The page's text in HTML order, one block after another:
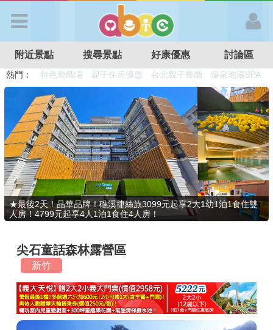
APP登入
首 頁
搜尋景點
好康優惠
最新消息
最新留言
商家合作
附近景點 搜尋景點 好康優惠 討論區
熱門： 溜滑梯民宿 觀光工廠 DIY摘果
日本親子景點
特色遊戲場
親子住房優惠 台北親子餐廳 溫泉泡湯SPA
★最後2天！晶華品牌！礁溪捷絲旅3099元起享2大1幼1泊1食住雙
人房！4799元起享4人1泊1食住4人房！
尖石童話森林露營區
新竹